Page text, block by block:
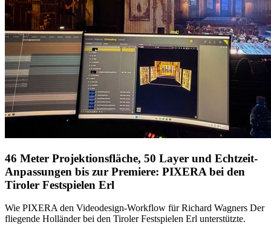
46 Meter Projektionsfläche, 50 Layer und Echtzeit-
Anpassungen bis zur Premiere: PIXERA bei den
Tiroler Festspielen Erl
Wie PIXERA den Videodesign-Workflow für Richard Wagners Der
fliegende Holländer bei den Tiroler Festspielen Erl unterstützte.